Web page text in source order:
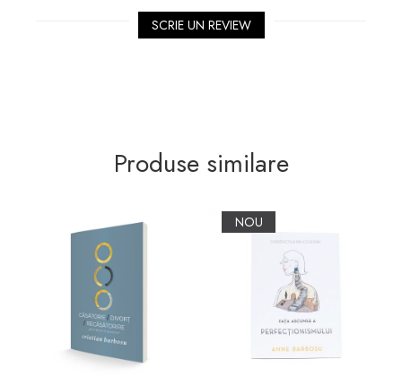
SCRIE UN REVIEW
Produse similare
NOU